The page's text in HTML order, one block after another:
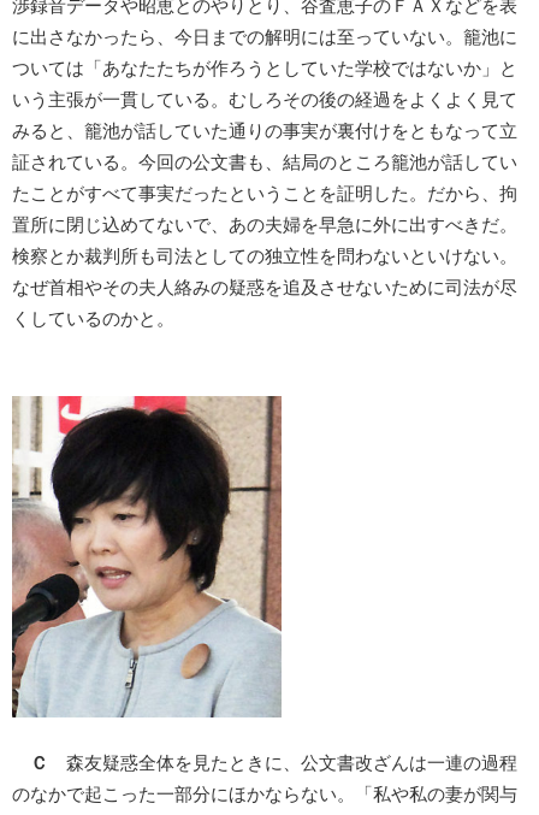
渉録音データや昭恵とのやりとり、谷査恵子のＦＡＸなどを表
に出さなかったら、今日までの解明には至っていない。籠池に
ついては「あなたたちが作ろうとしていた学校ではないか」と
いう主張が一貫している。むしろその後の経過をよくよく見て
みると、籠池が話していた通りの事実が裏付けをともなって立
証されている。今回の公文書も、結局のところ籠池が話してい
たことがすべて事実だったということを証明した。だから、拘
置所に閉じ込めてないで、あの夫婦を早急に外に出すべきだ。
検察とか裁判所も司法としての独立性を問わないといけない。
なぜ首相やその夫人絡みの疑惑を追及させないために司法が尽
くしているのかと。
Ｃ
森友疑惑全体を見たときに、公文書改ざんは一連の過程
のなかで起こった一部分にほかならない。「私や私の妻が関与